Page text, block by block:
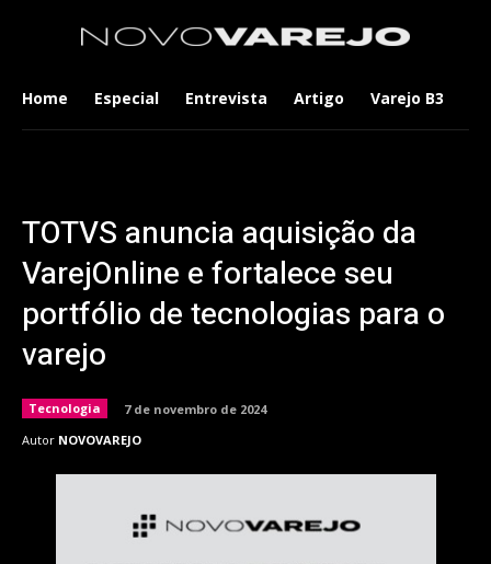
Home Especial Entrevista Artigo Varejo B3
TOTVS anuncia aquisição da
VarejOnline e fortalece seu
portfólio de tecnologias para o
varejo
Tecnologia
7 de novembro de 2024
Autor NOVOVAREJO